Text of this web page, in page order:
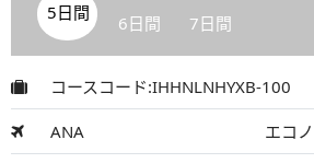
5日間 6日間 7日間
コースコード:IHHNLNHYXB-100
ANA エコ